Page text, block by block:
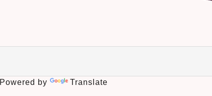
Powered by Translate